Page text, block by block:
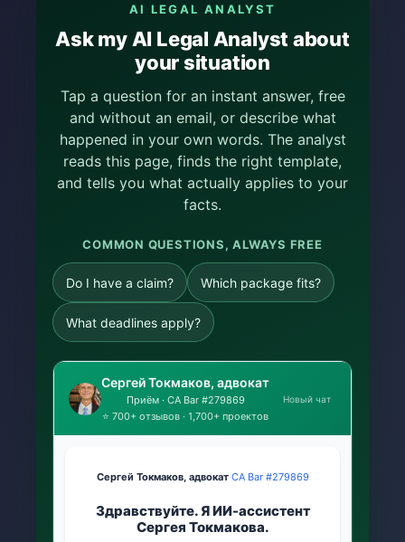
AI LEGAL ANALYST
Ask my AI Legal Analyst about
your situation
Tap a question for an instant answer, free
and without an email, or describe what
happened in your own words. The analyst
reads this page, finds the right template,
and tells you what actually applies to your
facts.
COMMON QUESTIONS, ALWAYS FREE
Do I have a claim? Which package fits?
What deadlines apply?
Сергей Токмаков, адвокат
Приём · CA Bar #279869
⭐ 700+ отзывов · 1,700+ проектов
Новый чат
Сергей Токмаков, адвокат·CA Bar #279869
Здравствуйте. Я ИИ-ассистент
Сергея Токмакова.